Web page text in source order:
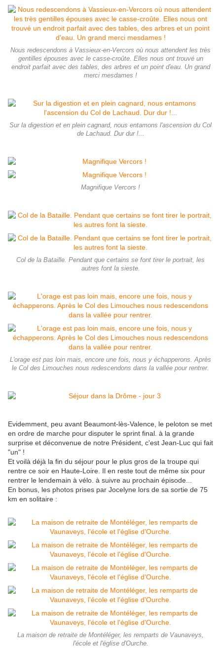
Nous redescendons à Vassieux-en-Vercors où nous attendent les très
gentilles épouses avec le casse-croûte. Elles nous ont trouvé un
endroit parfait avec des tables, des arbres et un point d'eau. Un grand
merci mesdames !
Sur la digestion et en plein cagnard, nous entamons l'ascension du Col
de Lachaud. Dur dur !...
Magnifique Vercors !
Col de la Bataille. Pendant que certains se font tirer le portrait, les
autres font la sieste.
L'orage est pas loin mais, encore une fois, nous y échapperons. Après
le Col des Limouches nous redescendons dans la vallée pour rentrer.
Evidemment, peu avant Beaumont-lès-Valence, le peloton se met
en ordre de marche pour disputer le sprint final. à la grande
surprise et déconvenue de notre Président, c'est Jean-Luc qui fait
"un" !
Et voilà déjà la fin du séjour pour le plus gros de la troupe qui
rentre ce soir en Haute-Loire. Il en reste tout de même six pour
rentrer le lendemain à vélo. à suivre au prochain épisode...
En bonus, les photos prises par Jocelyne lors de sa sortie de 75
km en solitaire :
La maison de retraite de Montéléger, les remparts de Vaunaveys,
l'école et l'église d'Ourche.